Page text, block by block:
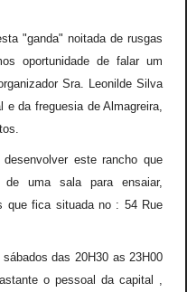
"ganda" noitada de rusgas
oportunidade de falar um
Sra. Leonilde Silva
e da freguesia de Almagreira,
este rancho que
uma sala para ensaiar,
que fica situada no : 54 Rue
das 20H30 as 23H00
o pessoal da capital ,